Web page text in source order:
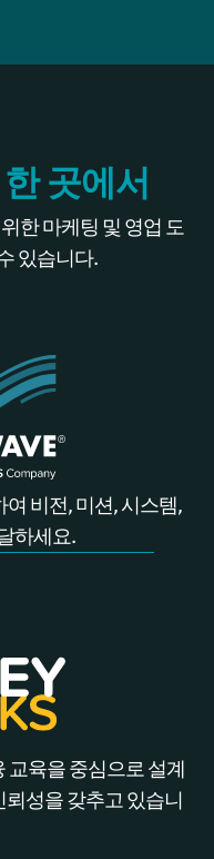
곳에서
한 마케팅 및 영업 도
있습니다.
비전, 미션, 시스템,
하세요.
교육을 중심으로 설계
성을 갖추고 있습니